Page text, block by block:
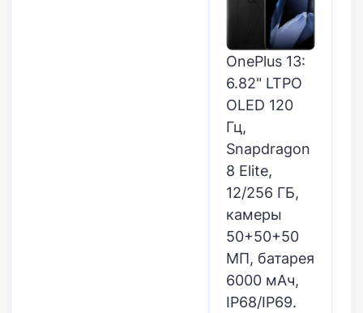
OnePlus 13:
6.82" LTPO
OLED 120
Гц,
Snapdragon
8 Elite,
12/256 ГБ,
камеры
50+50+50
МП, батарея
6000 мАч,
IP68/IP69.